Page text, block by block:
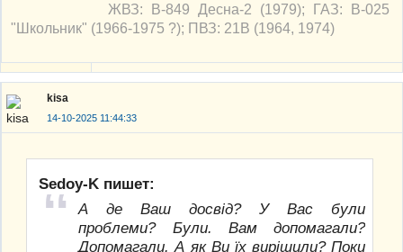
ЖВЗ: В-849 Десна-2 (1979); ГАЗ: В-025
"Школьник" (1966-1975 ?); ПВЗ: 21В (1964, 1974)
kisa
14-10-2025 11:44:33
Sedoy-K пишет:
А де Ваш досвід? У Вас були
проблеми? Були. Вам допомагали?
Допомагали. А як Ви їх вирішили? Поки